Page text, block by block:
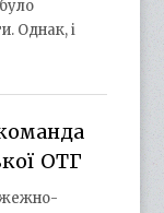
Однак, і
ОТГ